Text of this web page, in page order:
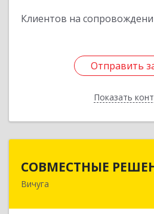
Клиентов на
Отправить
Показать
Отправить
Назад
СОВМЕСТНЫЕ
Вичуга
155331, Ивановская обл,